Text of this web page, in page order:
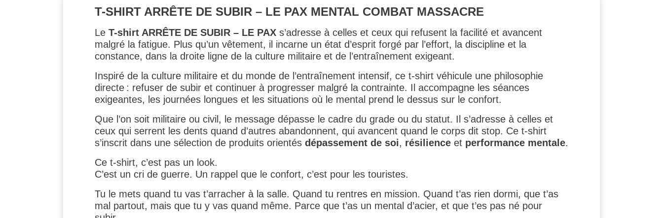
T-SHIRT ARRÊTE DE SUBIR – LE PAX MENTAL COMBAT MASSACRE
Le T-shirt ARRÊTE DE SUBIR – LE PAX s’adresse à celles et ceux qui refusent la facilité et avancent
malgré la fatigue. Plus qu’un vêtement, il incarne un état d’esprit forgé par l’effort, la discipline et la
constance, dans la droite ligne de la culture militaire et de l’entraînement exigeant.
Inspiré de la culture militaire et du monde de l’entraînement intensif, ce t-shirt véhicule une philosophie
directe : refuser de subir et continuer à progresser malgré la contrainte. Il accompagne les séances
exigeantes, les journées longues et les situations où le mental prend le dessus sur le confort.
Que l’on soit militaire ou civil, le message dépasse le cadre du grade ou du statut. Il s’adresse à celles et
ceux qui serrent les dents quand d’autres abandonnent, qui avancent quand le corps dit stop. Ce t-shirt
s’inscrit dans une sélection de produits orientés dépassement de soi, résilience et performance mentale.
Ce t-shirt, c’est pas un look.
C’est un cri de guerre. Un rappel que le confort, c’est pour les touristes.
Tu le mets quand tu vas t’arracher à la salle. Quand tu rentres en mission. Quand t’as rien dormi, que t’as
mal partout, mais que tu y vas quand même. Parce que t’as un mental d’acier, et que t’es pas né pour